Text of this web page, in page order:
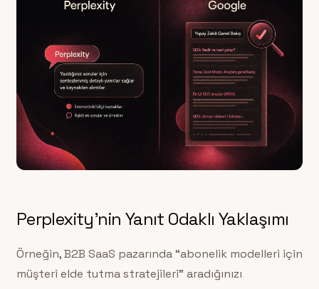
Perplexity’nin Yanıt Odaklı Yaklaşımı
Örneğin, B2B SaaS pazarında “abonelik modelleri için
müşteri elde tutma stratejileri” aradığınızı